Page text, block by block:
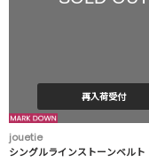
再入荷受付
jouetie
シングルラインストーンベルト